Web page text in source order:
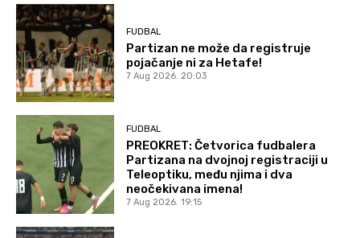
FUDBAL
Partizan ne može da registruje
pojačanje ni za Hetafe!
7 Aug 2026. 20:03
FUDBAL
PREOKRET: Četvorica fudbalera
Partizana na dvojnoj registraciji u
Teleoptiku, među njima i dva
neočekivana imena!
7 Aug 2026. 19:15